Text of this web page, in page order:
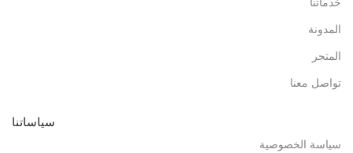
المدونة
المتجر
تواصل معنا
سياساتنا
سياسة الخصوصية